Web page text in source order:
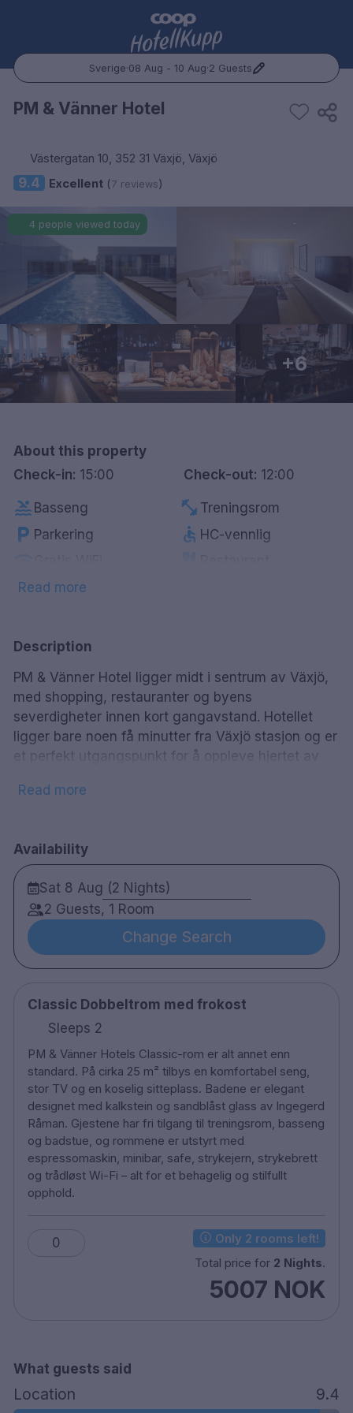
Sverige·08 Aug - 10 Aug·2 Guests
Popular Destinations:
Oslo
Trondheim
Hele Sverige
Stockholm
Göteborg
PM & Vänner Hotel
Västergatan 10, 352 31 Växjö, Växjö
9.4 Excellent(7 reviews)
4 people viewed today
+6
About this property
Check-in: 15:00 Check-out: 12:00
pool Basseng fitness_center Treningsrom
local_parking Parkering accessible HC-vennlig
room_serviceBarnevakt
local_parkingParkering mot
betaling
Read more
Description
PM & Vänner Hotel ligger midt i sentrum av Växjö,
med shopping, restauranter og byens
severdigheter innen kort gangavstand. Hotellet
ligger bare noen få minutter fra Växjö stasjon og er
et perfekt utgangspunkt for å oppleve hjertet av
alt fra nybakt brød fra hotellets eget bakeri
Soveltil lunsj og middag iBistron, vegetariske
retter og takbar påTAK, samt en gastronomisk
opplevelse i den prisbelønte restauranten.
I tillegg til restauranter og barer har hotellet sitt
eget bakeri og en imponerende vinkjeller. Etter en
takbassenget, nyte badstuen eller trene i hotellets
treningsrom.
74 rom
Eget bakeri og vinkjeller
Ekstraseng kan bestilles mot et tillegg
Parkering er tilgjengelig mot en avgift
Ca. 5 minutters gange til Växjö stasjon
Ca. 10 minutters kjøretur til Växjö Småland
lufthavn
Read more
Availability
Sat 8 Aug (2 Nights)
2 Guests, 1 Room
Change Search
Classic Dobbeltrom med frokost
Sleeps 2
PM & Vänner Hotels Classic-rom er alt annet enn
standard. På cirka 25 m² tilbys en komfortabel seng,
stor TV og en koselig sitteplass. Badene er elegant
designet med kalkstein og sandblåst glass av Ingegerd
Råman. Gjestene har fri tilgang til treningsrom, basseng
og badstue, og rommene er utstyrt med
espressomaskin, minibar, safe, strykejern, strykebrett
og trådløst Wi-Fi – alt for et behagelig og stilfullt
opphold.
0
Only 2 rooms left!
Total price for 2 Nights.
5007 NOK
What guests said
Location 9.4